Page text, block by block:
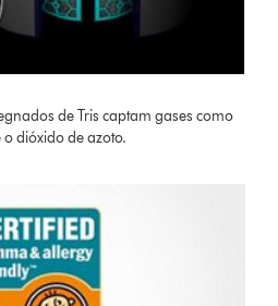
de Tris captam gases como
dióxido de azoto.